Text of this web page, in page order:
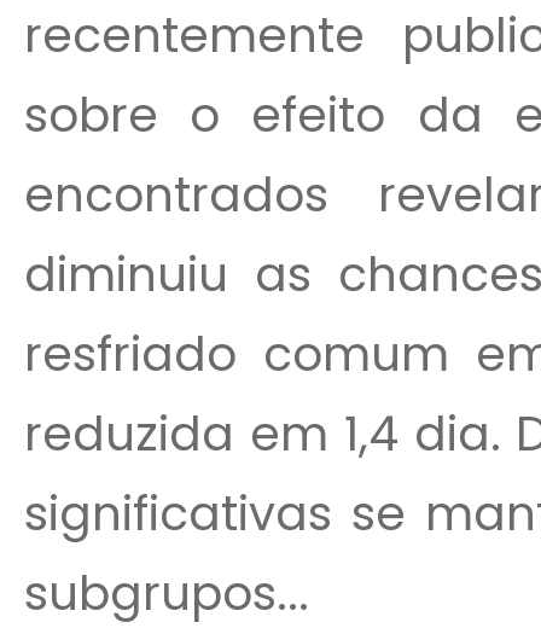
recentemente
sobre o efeito da
encontrados
diminuiu as
resfriado comum
reduzida em 1,4 dia.
significativas se
subgrupos...